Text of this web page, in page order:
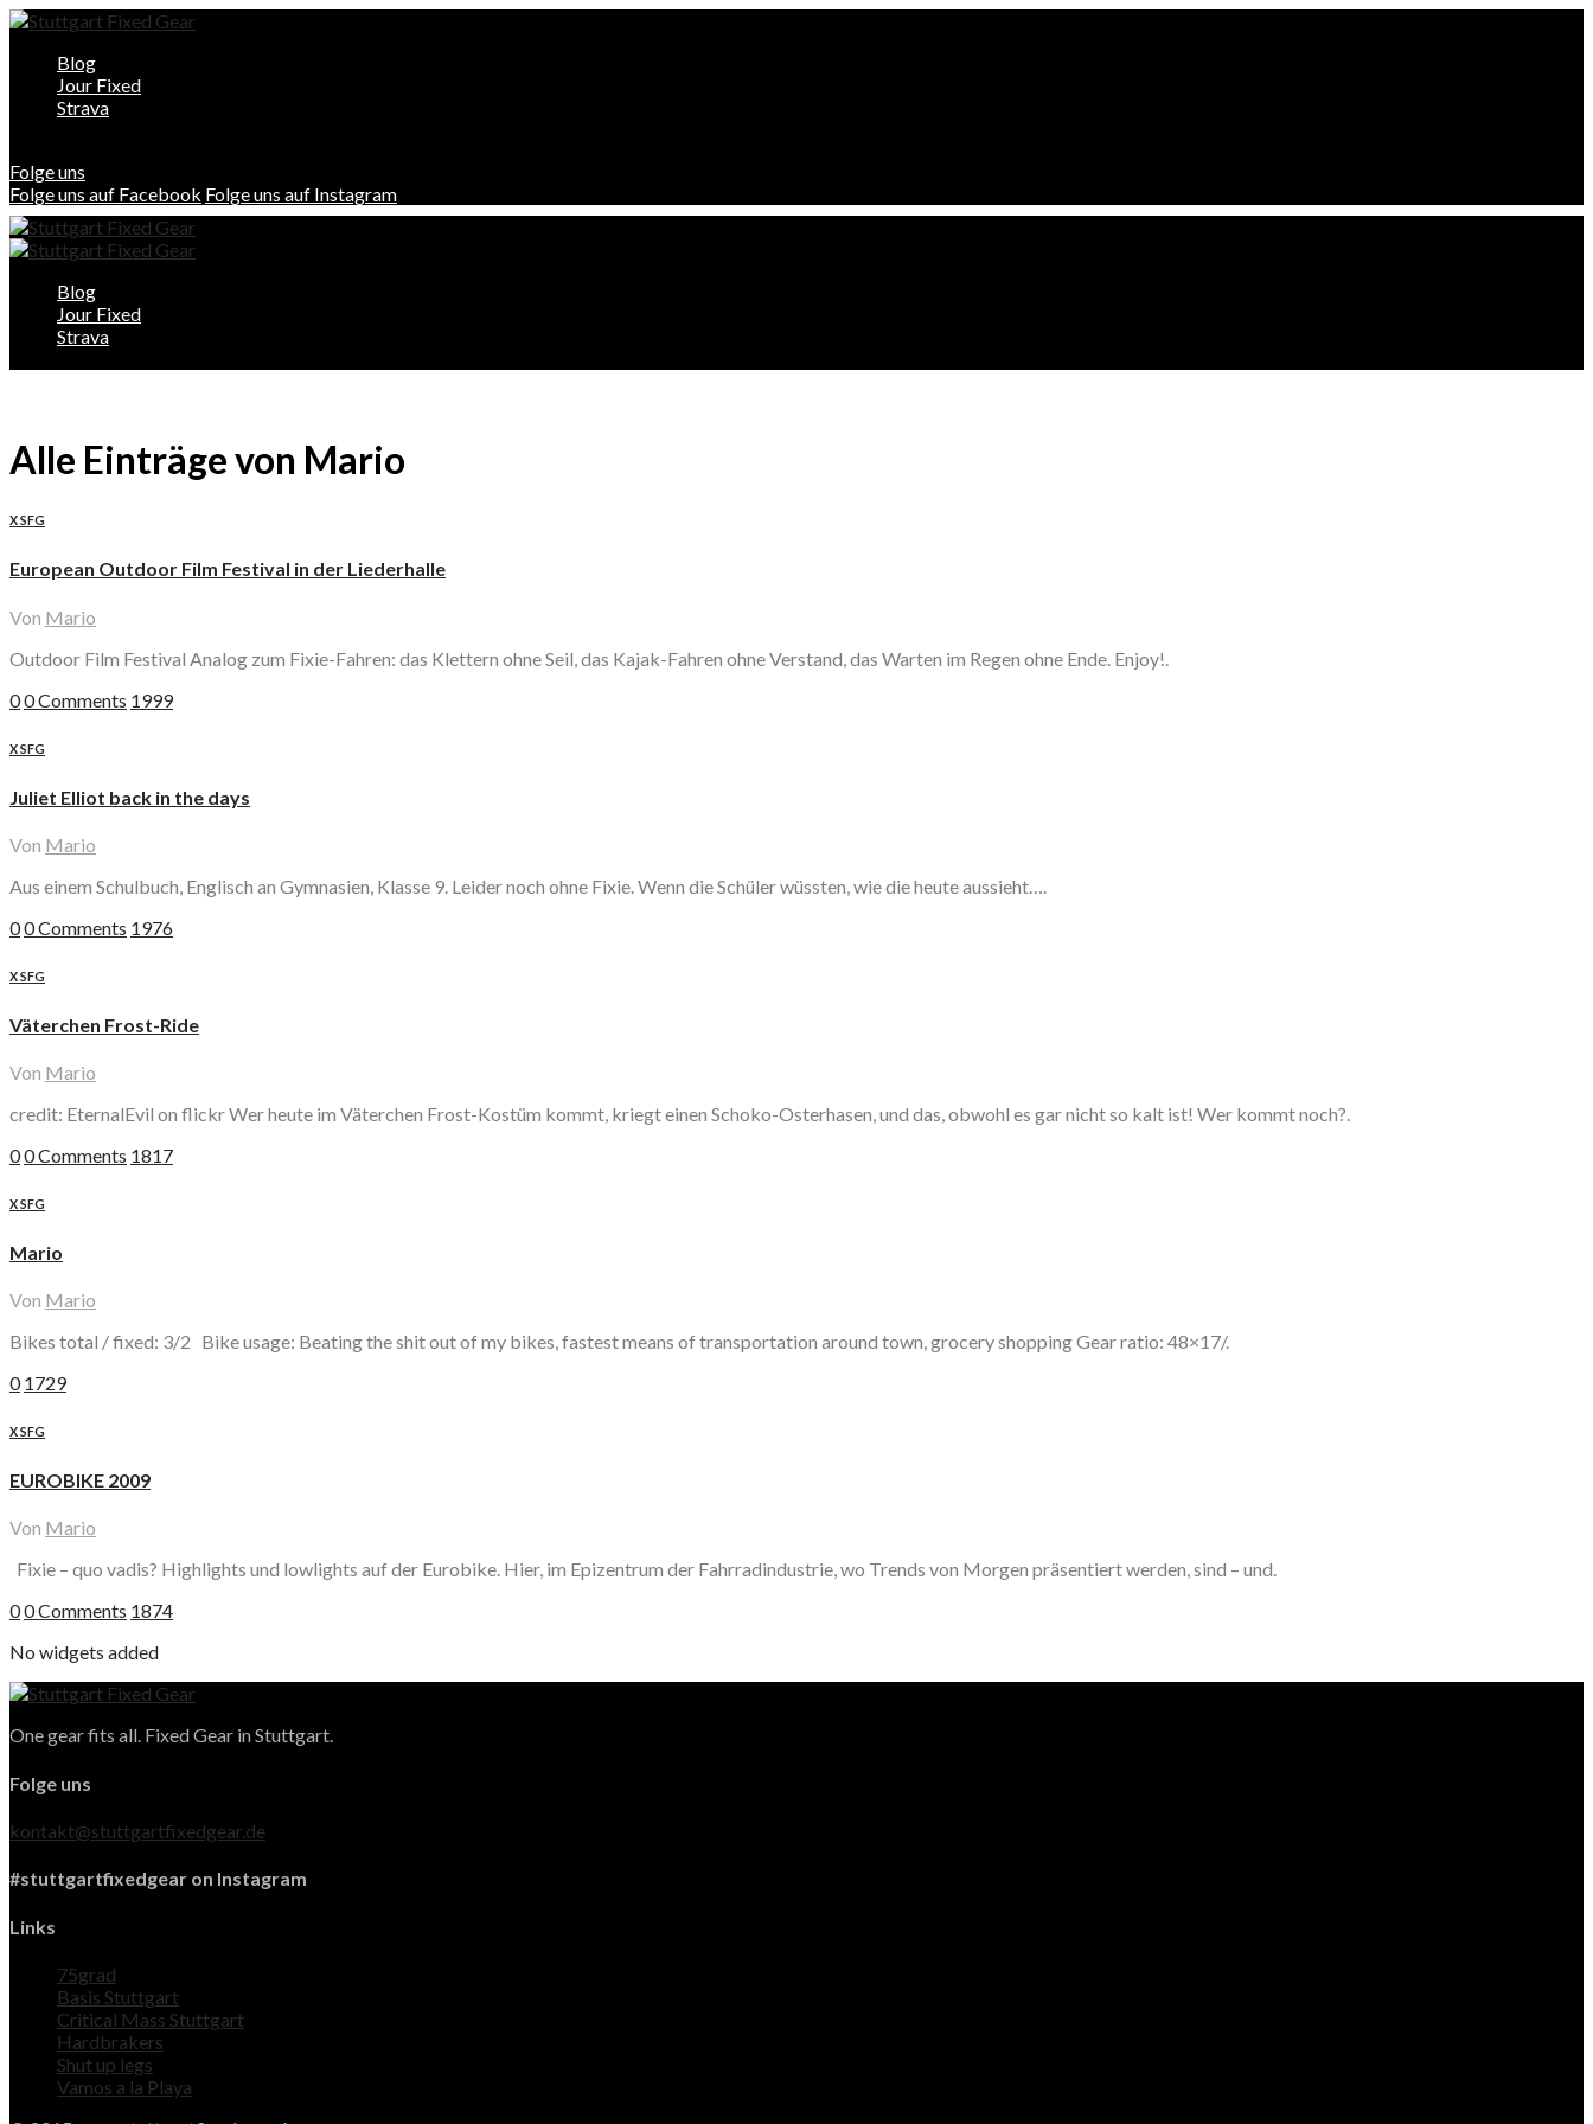
Blog
Jour Fixed
Strava
Folge uns
Folge uns auf Facebook Folge uns auf Instagram
Blog
Jour Fixed
Strava
Alle Einträge von Mario
X SFG
European Outdoor Film Festival in der Liederhalle
Von Mario
Outdoor Film Festival Analog zum Fixie-Fahren: das Klettern ohne Seil, das Kajak-Fahren ohne Verstand, das Warten im Regen ohne Ende. Enjoy!.
00 Comments 1999
X SFG
Juliet Elliot back in the days
Von Mario
Aus einem Schulbuch, Englisch an Gymnasien, Klasse 9. Leider noch ohne Fixie. Wenn die Schüler wüssten, wie die heute aussieht….
00 Comments 1976
X SFG
Väterchen Frost-Ride
Von Mario
credit: EternalEvil on flickr Wer heute im Väterchen Frost-Kostüm kommt, kriegt einen Schoko-Osterhasen, und das, obwohl es gar nicht so kalt ist! Wer kommt noch?.
00 Comments 1817
X SFG
Mario
Von Mario
Bikes total / fixed: 3/2 Bike usage: Beating the shit out of my bikes, fastest means of transportation around town, grocery shopping Gear ratio: 48×17/.
0 1729
X SFG
EUROBIKE 2009
Von Mario
Fixie – quo vadis? Highlights und lowlights auf der Eurobike. Hier, im Epizentrum der Fahrradindustrie, wo Trends von Morgen präsentiert werden, sind – und.
00 Comments 1874
No widgets added
One gear fits all. Fixed Gear in Stuttgart.
Folge uns
kontakt@stuttgartfixedgear.de
#stuttgartfixedgear on Instagram
Links
75grad
Basis Stuttgart
Critical Mass Stuttgart
Hardbrakers
Shut up legs
Vamos a la Playa